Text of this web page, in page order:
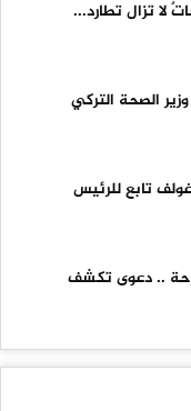
لا تزال تطارد...
الصحة التركي
تابع للرئيس
.. دعوى تكشف